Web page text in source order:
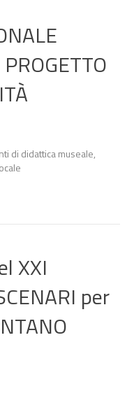
di didattica museale,
XXI
per